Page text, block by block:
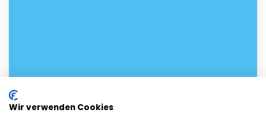
Wir verwenden Cookies